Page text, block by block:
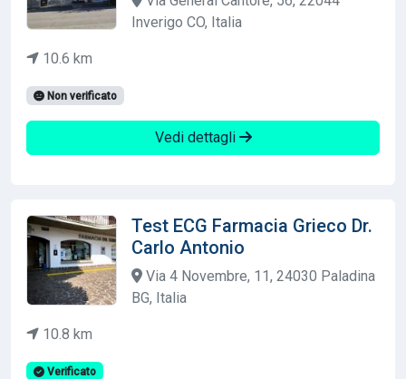
Inverigo CO, Italia
10.6 km
Non verificato
Vedi dettagli
Test ECG Farmacia Grieco Dr.
Carlo Antonio
Via 4 Novembre, 11, 24030 Paladina
BG, Italia
10.8 km
Verificato